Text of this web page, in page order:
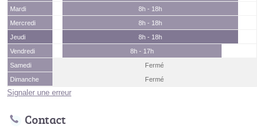
Mardi
8h - 18h
Mercredi
8h - 18h
Jeudi
8h - 18h
Vendredi
8h - 17h
Samedi
Fermé
Dimanche
Fermé
Signaler une erreur
Contact